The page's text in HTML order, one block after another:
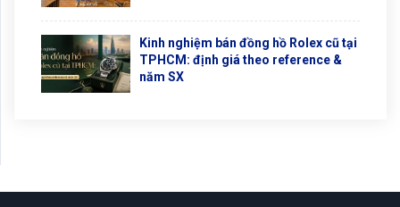
Kinh nghiệm bán đồng hồ Rolex cũ tại
TPHCM: định giá theo reference &
năm SX